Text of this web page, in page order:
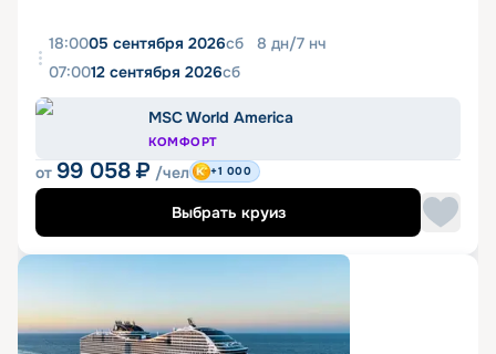
18:0005 сентября 2026сб 8 дн/7 нч
07:0012 сентября 2026сб
MSC World America
КОМФОРТ
от 99 058 ₽ /чел +1 000
Выбрать круиз